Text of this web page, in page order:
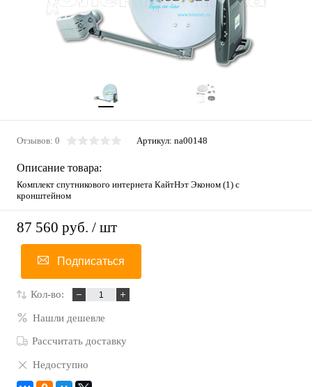
Отзывов: 0 Артикул: na00148
Описание товара:
Комплект спутникового интернета КайтНэт Эконом (1) с
кронштейном
87 560 руб. / шт
Подписаться
Кол-во:
Нашли дешевле
Рассчитать доставку
Недоступно